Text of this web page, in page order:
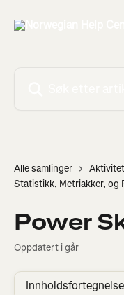
Alle samlinger
Statistikk, Metriakker, og
Power
Oppdatert i går
Innholdsfortegnelse